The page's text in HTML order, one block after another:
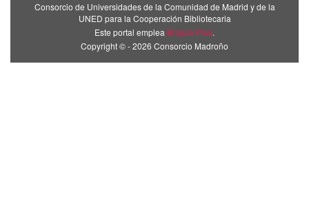
Consorcio de Universidades de la Comunidad de Madrid y de la
UNED para la Cooperación Bibliotecaria
Este portal emplea Brújula Plus.
Copyright © - 2026 Consorcio Madroño